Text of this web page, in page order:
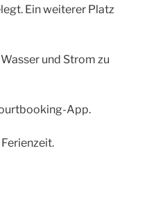
Ein weiterer Platz
und Strom zu
App.